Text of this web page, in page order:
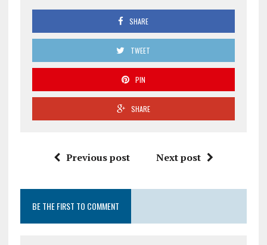
SHARE
TWEET
PIN
SHARE
Previous post Next post
BE THE FIRST TO COMMENT